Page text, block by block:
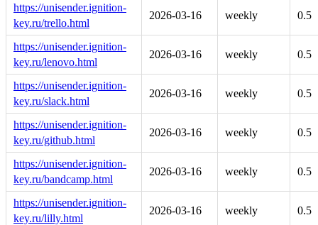
https://unisender.ignition-
key.ru/trello.html
2026-03-16 weekly 0.5
https://unisender.ignition-
key.ru/lenovo.html
2026-03-16 weekly 0.5
https://unisender.ignition-
key.ru/slack.html
2026-03-16 weekly 0.5
https://unisender.ignition-
key.ru/github.html
2026-03-16 weekly 0.5
https://unisender.ignition-
key.ru/bandcamp.html
2026-03-16 weekly 0.5
https://unisender.ignition-
key.ru/lilly.html
2026-03-16 weekly 0.5